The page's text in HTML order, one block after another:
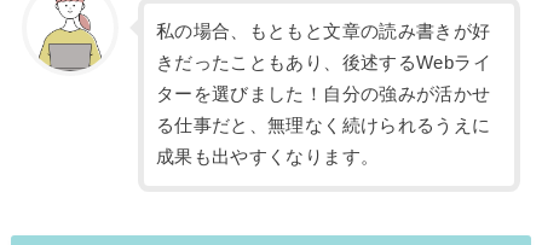
私の場合、もともと文章の読み書きが好
きだったこともあり、後述するWebライ
ターを選びました！自分の強みが活かせ
る仕事だと、無理なく続けられるうえに
成果も出やすくなります。